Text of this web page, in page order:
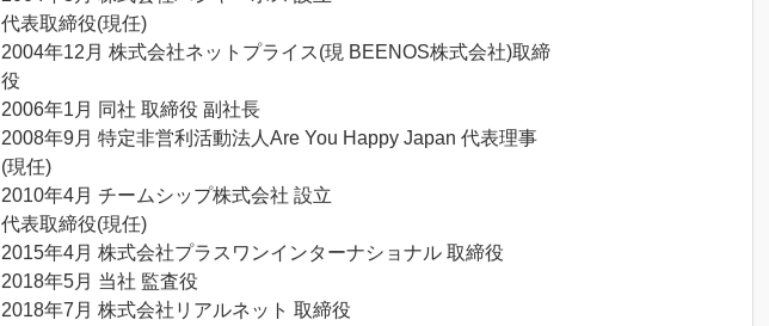
代表取締役(現任)
2004年12月 株式会社ネットプライス(現 BEENOS株式会社)取締
役
2006年1月 同社 取締役 副社長
2008年9月 特定非営利活動法人Are You Happy Japan 代表理事
(現任)
2010年4月 チームシップ株式会社 設立
代表取締役(現任)
2015年4月 株式会社プラスワンインターナショナル 取締役
2018年5月 当社 監査役
2018年7月 株式会社リアルネット 取締役